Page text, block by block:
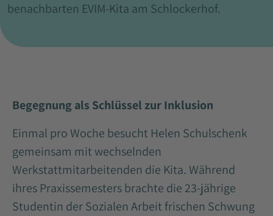
benachbarten EVIM-Kita am Schlockerhof.
Begegnung als Schlüssel zur Inklusion
Einmal pro Woche besucht Helen Schulschenk
gemeinsam mit wechselnden
Werkstattmitarbeitenden die Kita. Während
ihres Praxissemesters brachte die 23-jährige
Studentin der Sozialen Arbeit frischen Schwung